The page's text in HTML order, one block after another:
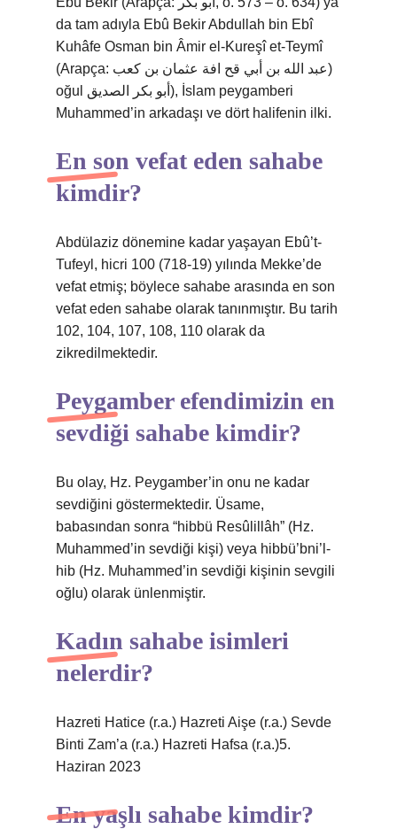
da tam adıyla Ebû Bekir Abdullah bin Ebî
Kuhâfe Osman bin Âmir el-Kureşî et-Teymî
(Arapça: عبد الله بن أبي قح افة عثمان بن كعب)
oğul أبو بكر الصديق), İslam peygamberi
Muhammed’in arkadaşı ve dört halifenin ilki.
En son vefat eden sahabe
kimdir?
Abdülaziz dönemine kadar yaşayan Ebû’t-
Tufeyl, hicri 100 (718-19) yılında Mekke’de
vefat etmiş; böylece sahabe arasında en son
vefat eden sahabe olarak tanınmıştır. Bu tarih
102, 104, 107, 108, 110 olarak da
zikredilmektedir.
Peygamber efendimizin en
sevdiği sahabe kimdir?
Bu olay, Hz. Peygamber’in onu ne kadar
sevdiğini göstermektedir. Üsame,
babasından sonra “hibbü Resûlillâh” (Hz.
Muhammed’in sevdiği kişi) veya hibbü’bni’l-
hib (Hz. Muhammed’in sevdiği kişinin sevgili
oğlu) olarak ünlenmiştir.
Kadın sahabe isimleri
nelerdir?
Hazreti Hatice (r.a.) Hazreti Aişe (r.a.) Sevde
Binti Zam’a (r.a.) Hazreti Hafsa (r.a.)5.
Haziran 2023
En yaşlı sahabe kimdir?